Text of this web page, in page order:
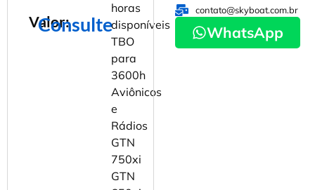
Valor:
Consulte
horas
disponíveis
TBO
para
3600h
Aviônicos
e
Rádios
GTN
750xi
GTN
contato@skyboat.com.br
WhatsApp